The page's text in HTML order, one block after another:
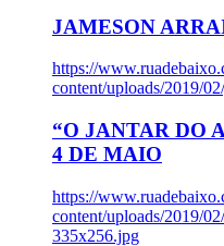
JAMESON
https://
content/uploads/2019/
“O JANTAR DO
4 DE MAIO
https://
content/uploads/2019/
335x256.jpg